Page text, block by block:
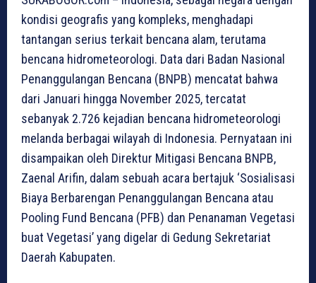
kondisi geografis yang kompleks, menghadapi
tantangan serius terkait bencana alam, terutama
bencana hidrometeorologi. Data dari Badan Nasional
Penanggulangan Bencana (BNPB) mencatat bahwa
dari Januari hingga November 2025, tercatat
sebanyak 2.726 kejadian bencana hidrometeorologi
melanda berbagai wilayah di Indonesia. Pernyataan ini
disampaikan oleh Direktur Mitigasi Bencana BNPB,
Zaenal Arifin, dalam sebuah acara bertajuk ‘Sosialisasi
Biaya Berbarengan Penanggulangan Bencana atau
Pooling Fund Bencana (PFB) dan Penanaman Vegetasi
buat Vegetasi’ yang digelar di Gedung Sekretariat
Daerah Kabupaten.